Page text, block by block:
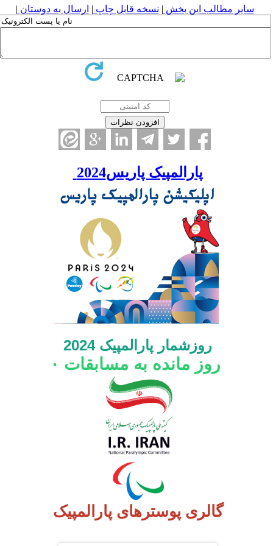
سایر مطالب این بخش | نسخه قابل چاپ | ارسال به دوستان |
پارالمپیک پاریس2024
روزشمار پارالمپیک 2024
۰
گالری پوسترهای پارالمپیک